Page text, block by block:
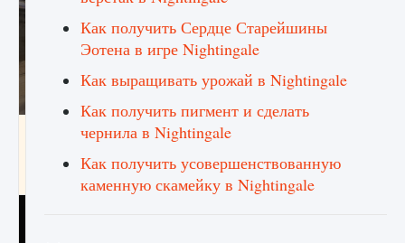
Как исправить неработающие награды For
1 205
Как получить Сердце Старейшины
Эотена в игре Nightingale
Как выращивать урожай в Nightingale
Как получить пигмент и сделать
чернила в Nightingale
Как получить усовершенствованную
каменную скамейку в Nightingale